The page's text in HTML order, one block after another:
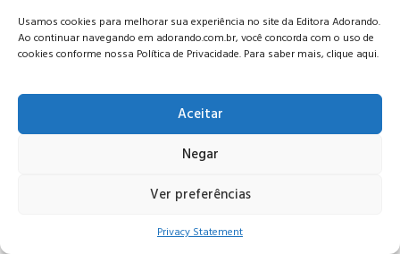
Usamos cookies para melhorar sua experiência no site da Editora Adorando.
Ao continuar navegando em adorando.com.br, você concorda com o uso de
cookies conforme nossa Política de Privacidade. Para saber mais, clique aqui.
Aceitar
Negar
Ver preferências
Privacy Statement
© Editora Adorando 2026. Todos os direitos reservados.
Consulte nossapolítica de privacidade.